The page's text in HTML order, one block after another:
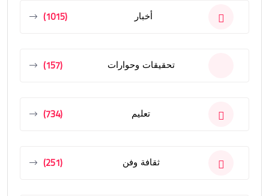
أخبار (1015)
تحقيقات وحوارات (157)
تعليم (734)
ثقافة وفن (251)